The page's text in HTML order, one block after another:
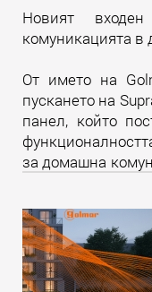
Новият
комуникацията в
От името на
пускането на
панел, който
за домашна
потребители,
бранша.Прочети